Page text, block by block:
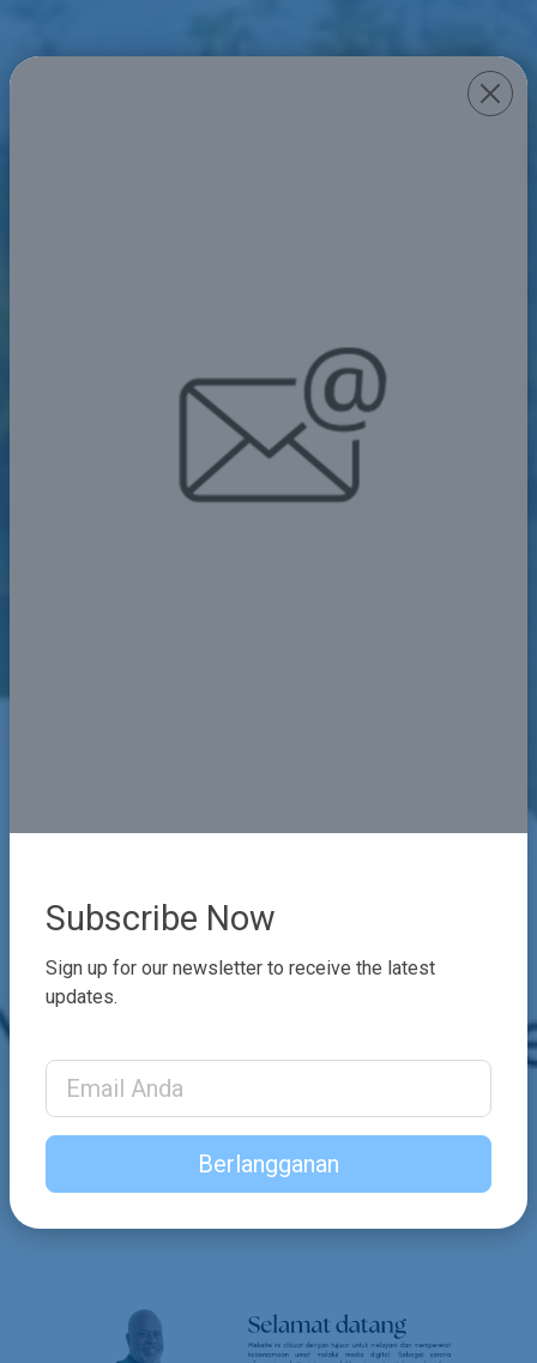
Subscribe Now
Sign up for our newsletter to receive the latest
updates.
Email Address
Berlangganan